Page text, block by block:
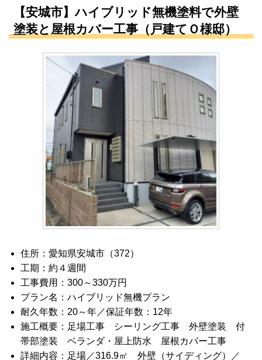
【安城市】ハイブリッド無機塗料で外壁
塗装と屋根カバー工事（戸建てＯ様邸）
住所：愛知県安城市（372）
工期：約４週間
工事費用：300～330万円
プラン名：ハイブリッド無機プラン
耐久年数：20～年／保証年数：12年
施工概要：足場工事 シーリング工事 外壁塗装 付
帯部塗装 ベランダ・屋上防水 屋根カバー工事
詳細内容：足場／316.9㎡ 外壁（サイディング）／